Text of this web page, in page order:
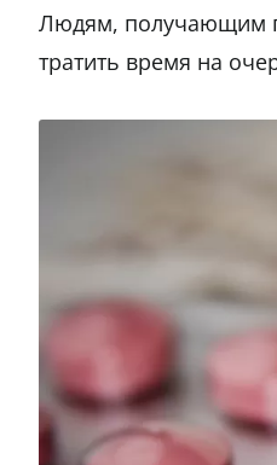
Людям, получающим
тратить время на